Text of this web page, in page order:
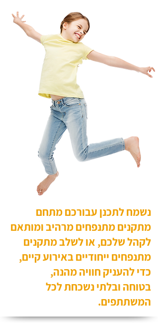
נשמח לתכנן עבורכם מתחם
מתקנים מתנפחים מרהיב ומותאם
לקהל שלכם, או לשלב מתקנים
מתנפחים ייחודיים באירוע קיים,
כדי להעניק חוויה מהנה,
בטוחה ובלתי נשכחת לכל
המשתתפים.